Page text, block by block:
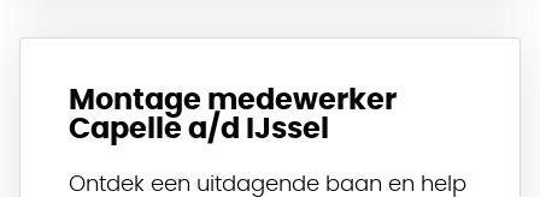
Montage medewerker
Capelle a/d IJssel
Ontdek een uitdagende baan en help